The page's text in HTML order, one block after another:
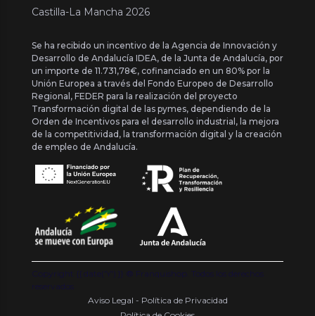
Castilla-La Mancha 2026
Se ha recibido un incentivo de la Agencia de Innovación y
Desarrollo de Andalucía IDEA, de la Junta de Andalucía, por
un importe de 11.731,78€, cofinanciado en un 80% por la
Unión Europea a través del Fondo Europeo de Desarrollo
Regional, FEDER para la realización del proyecto
Transformación digital de las pymes, dependiendo de la
Orden de Incentivos para el desarrollo industrial, la mejora
de la competitividad, la transformación digital y la creación
de empleo de Andalucía.
Copyright {{ date('Y') }} ® Franquishop. Todos los derechos
reservados
Aviso Legal - Política de Privacidad